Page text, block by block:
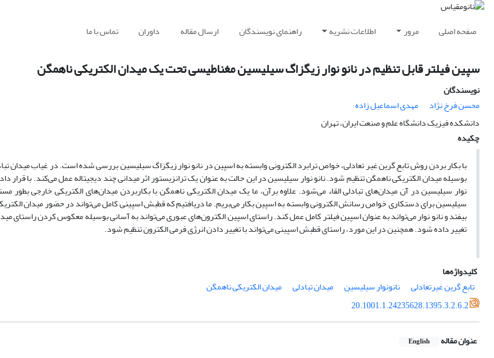
صفحه اصلی مرور اطلاعات نشریه راهنمای نویسندگان ارسال مقاله داوران تماس با ما
سپین فیلتر قابل تنظیم در نانو نوار زیگزاگ سیلیسین مغناطیسی تحت یک میدان الکتریکی ناهمگن
نویسندگان
محسن فرخ نژاد
مهدی اسماعیل زاده
دانشکده فیزیک دانشگاه علم و صنعت ایران، تهران
چکیده
با بکار بردن روش تابع گرین غیر تعادلی، خواص ترابرد الکترونی وابسته به اسپین در نانو نوار زیگزاگ سیلیسین بررسی شده است. در غیاب میدان
بوسیله میدان الکتریکی ناهمگن تنظیم شود. نانو نوار سیلیسین در این حالت به عنوان یک ترانزیستور اثر میدانی چند دیجیتاله عمل می‌کند. با قرار
نوار سیلیسین در آن میدان‌های تبادلی القاء می‌شود. علاوه برآن، ما یک میدان الکتریکی ناهمگن با بکاربردن میدان‌های الکتریکی خارجی بطور
سیلیسین برای دستکاری خواص رسانش الکترونی وابسته به اسپین بکار می‌بریم. ما دریافتیم که قطبش اسپینی کامل می‌تواند در حضور میدان
بیفتد و نانو نوار می‌تواند به عنوان اسپین فیلتر کامل عمل کند. راستای اسپین الکترون‌های عبوری می‌تواند به آسانی بوسیله معکوس کردن راستای
تغییر داده شود. همچنین در این مورد، راستای قطبش اسپینی می‌تواند با تغییر دادن انرژی فرمی الکترون تنظیم شود.
کلیدواژه‌ها
تابع گرین غیرتعادلی
نانونوار سیلیسین میدان تبادلی
میدان الکتریکی ناهمگن
20.1001.1.24235628.1395.3.2.6.2
عنوان مقاله English